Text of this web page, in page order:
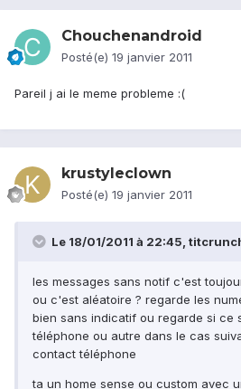
Chouchenandroid
Posté(e) 19 janvier 2011
Pareil j ai le meme probleme :(
krustyleclown
Posté(e) 19 janvier 2011
Le 18/01/2011 à 22:45,
les messages sans notif c'est
ou c'est aléatoire ? regarde les
bien sans indicatif ou regarde si ce
téléphone ou autre dans le cas
contact téléphone
ta un home sense ou custom avec